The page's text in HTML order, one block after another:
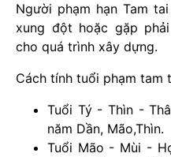
Người phạm hạn Tam
xung đột hoặc gặp
cho quá trình xây dựng.
Cách tính tuổi phạm tam
Tuổi Tý - Thìn -
năm Dần, Mão,Thìn.
Tuổi Mão - Mùi -